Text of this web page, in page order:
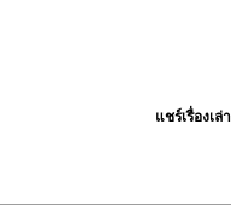
แชร์เรื่องเล่า